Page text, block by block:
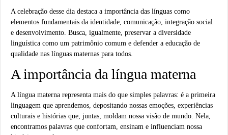
A celebração desse dia destaca a importância das línguas como
elementos fundamentais da identidade, comunicação, integração social
e desenvolvimento. Busca, igualmente, preservar a diversidade
linguística como um patrimônio comum e defender a educação de
qualidade nas línguas maternas para todos.
A importância da língua materna
A língua materna representa mais do que simples palavras: é a primeira
linguagem que aprendemos, depositando nossas emoções, experiências
culturais e histórias que, juntas, moldam nossa visão de mundo. Nela,
encontramos palavras que confortam, ensinam e influenciam nossa